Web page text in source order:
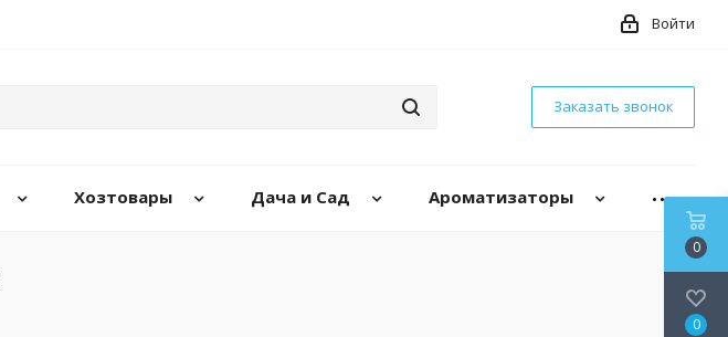
Войти
Заказать звонок
Хозтовары Дача и Сад Ароматизаторы
0
0